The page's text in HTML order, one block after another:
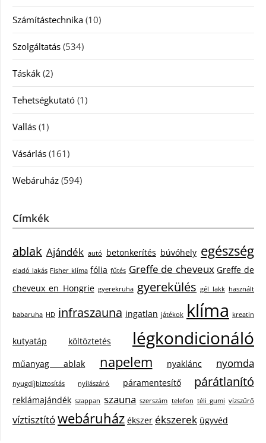
Számítástechnika (10)
Szolgáltatás (534)
Táskák (2)
Tehetségkutató (1)
Vallás (1)
Vásárlás (161)
Webáruház (594)
Címkék
ablak Ajándék autó betonkerítés búvóhely egészség
eladó lakás Fisher klíma fólia fűtés Greffe de cheveux Greffe de
cheveux en Hongrie gyerekruha gyerekülés gél lakk használt
babaruha HD infraszauna ingatlan játékok klíma kreatin
kutyatáp költöztetés légkondicionáló
műanyag ablak napelem nyaklánc nyomda
nyugdíjbiztosítás nyílászáró páramentesítő párátlanító
reklámajándék szappan szauna szerszám telefon téli gumi vízszűrő
víztisztítówebáruház ékszer ékszerek ügyvéd